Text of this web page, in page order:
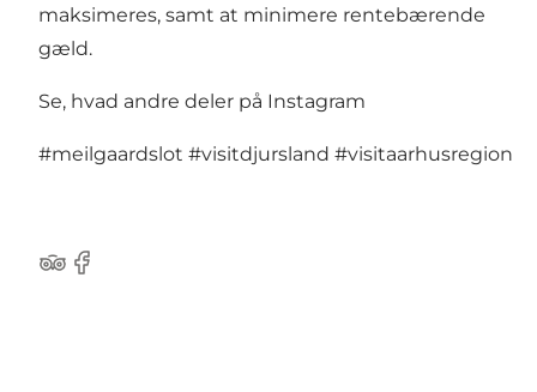
maksimeres, samt at minimere rentebærende
gæld.
Se, hvad andre deler på Instagram
#meilgaardslot #visitdjursland #visitaarhusregion
TripAdvisor
Facebook